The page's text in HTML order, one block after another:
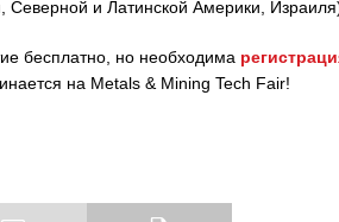
Северной и Латинской Америки,
бесплатно, но необходима
на Metals & Mining Tech Fair!